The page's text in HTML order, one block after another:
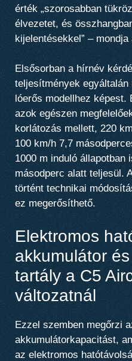
érték „szorosabban
élvezetet, és
kijelentésekkel” – mondja
Elsősorban a hírnév
teljesítmények egyáltalán
lóerős modellhez képest.
azok egészen
korlátozás mellett, 220
100 km/h 7,7
1000 m induló állapotban
másodperc alatt teljesül.
történt technikai
ez megerősíthető.
Elektromos
akkumulátor
tartály a C5
változatnál
Ezzel szemben megőrzi
akkumulátorkapacitást,
az elektromos